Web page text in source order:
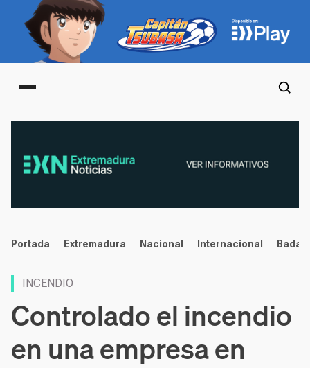
Main menu
noticias
Portada Extremadura Nacional Internacional
INCENDIO
Controlado el incendio
en una empresa en